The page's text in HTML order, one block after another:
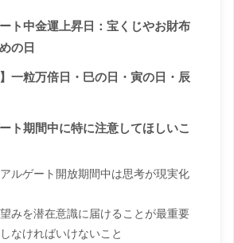
ト中金運上昇日：宝くじやお財布
の日
】一粒万倍日・巳の日・寅の日・辰
ト期間中に特に注意してほしいこ
ルゲート開放期間中は思考が現実化
みを潜在意識に届けることが最重要
なければいけないこと